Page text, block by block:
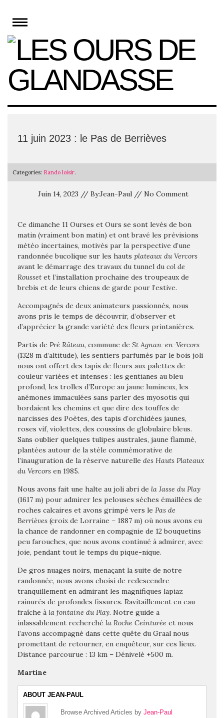
content
11 juin 2023 : le Pas de Berrièves
Categories: Rando loisir.
Juin 14, 2023 // By:Jean-Paul // No Comment
Ce dimanche 11 Ourses et Ours se sont levés de bon
matin (vraiment bon matin) et ont bravé les prévisions
météo incertaines, motivés par la perspective d’une
randonnée bucolique sur les hauts plateaux du Vercors
avant le démarrage des travaux du tunnel du col de
Rousset et l’installation prochaine des troupeaux de
brebis et de leurs chiens de garde pour l’estive.
Accompagnés de deux animateurs passionnés, nous
avons pris le temps de découvrir, d’observer et
d’apprécier la grande variété des fleurs printanières.
Partis de Pré Râteau, commune de St Agnan-en-Vercors
(1328 m d’altitude), les sentiers parfumés par le bois joli
nous ont offert des tapis de fleurs aux palettes de
couleur variées et intenses : les gentianes au bleu
profond, les trolles d’Europe au jaune lumineux, les
anémones immaculées sans parler des myosotis qui
bordaient les chemins et que dire des touffes de
narcisses des Poètes, des tapis d’orchidées jaunes,
roses vif, violettes, des coussins de globulaire bleus.
Sans oublier quelques tulipes australes, jaune flammé,
plantées autour de la stèle commémorative de
l’inauguration de la réserve naturelle des Hauts Plateaux
du Vercors en 1985.
Nous avons fait une halte au joli abri de la Jasse du Play
(1617 m) pour admirer les pelouses sèches émaillées de
roches calcaires et avons grimpé vers le Pas de
Berrièves (croix de Lorraine – 1887 m) où nous avons eu
la chance de randonner en compagnie de 12 bouquetins
peu farouches, que nous avons continué à admirer, avec
joie, pendant tout le temps du pique-nique.
De gros nuages noirs, menaçant la suite de notre
randonnée, nous avons choisi de redescendre
tranquillement en admirant les magnifiques lapiaz
rainurés de profondes fissures. Ravitaillement en eau
fraîche à la fontaine du Play. Notre guide a
inlassablement recherché la Roche Ceinturée et nous
l’avons accompagné dans cette quête du Graal nous
promettant de retourner, en enquêteur, sur ces lieux.
Distance parcourue : 13 km – Dénivelé +500 m.
Martine
ABOUT JEAN-PAUL
Browse Archived Articles by Jean-Paul